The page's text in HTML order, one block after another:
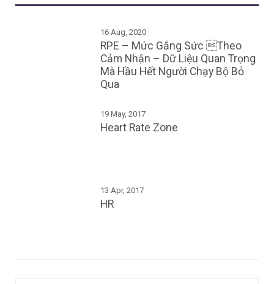
16 Aug, 2020
RPE – Mức Gắng Sức Theo
Cảm Nhận – Dữ Liệu Quan Trọng
Mà Hầu Hết Người Chạy Bộ Bỏ
Qua
19 May, 2017
Heart Rate Zone
13 Apr, 2017
HR